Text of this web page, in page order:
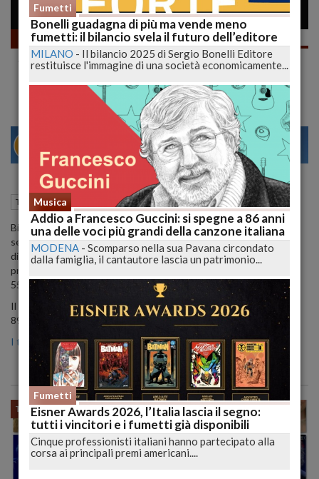
Televisione
Sanremo 2013, Malika Ayane presenta per
l'ultima volta a Sanremo "E se poi" VIDEO
22 28
Televisione 16 Febbraio 2013 22:46
Biondissima e tatuatissima la nostra Malika Ayane (si pronuncia
senza la "e" finale, Malika ha tenuto e ben ha fatto a precisarlo in
diretta ad un Fabio Fazio che pronunciava male il suo nome)
propone l'interpretazione della sua
55% al televoto.
Il televoto è aperto, per votare con sms è il 47222, Telefono
894040 codice (11)per"E se poi" .
I testi li trovate qui.
Televisione
Fumetti
Bonelli guadagna di più ma vende meno
fumetti: il bilancio svela il futuro dell’editore
MILANO - Il bilancio 2025 di Sergio Bonelli Editore
restituisce l'immagine di una società economicamente...
Musica
Addio a Francesco Guccini: si spegne a 86 anni
una delle voci più grandi della canzone italiana
MODENA - Scomparso nella sua Pavana circondato
dalla famiglia, il cantautore lascia un patrimonio...
Fumetti
Eisner Awards 2026, l’Italia lascia il segno:
tutti i vincitori e i fumetti già disponibili
Cinque professionisti italiani hanno partecipato alla
corsa ai principali premi americani....